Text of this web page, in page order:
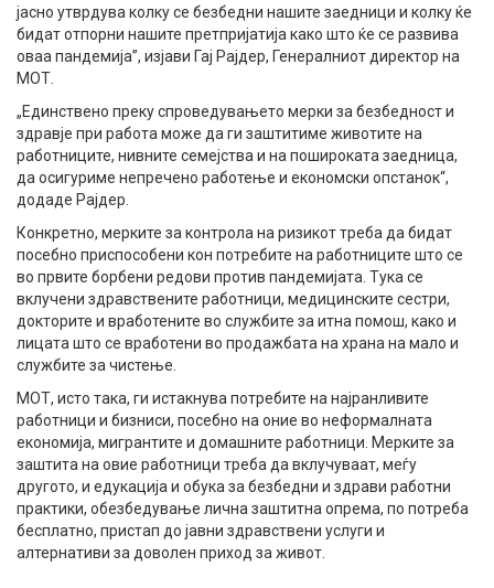
јасно утврдува колку се безбедни нашите заедници и колку ќе
бидат отпорни нашите претпријатија како што ќе се развива
оваа пандемија”, изјави Гај Рајдер, Генералниот директор на
МОТ.
„Единствено преку спроведувањето мерки за безбедност и
здравје при работа може да ги заштитиме животите на
работниците, нивните семејства и на пошироката заедница,
да осигуриме непречено работење и економски опстанок“,
додаде Рајдер.
Конкретно, мерките за контрола на ризикот треба да бидат
посебно приспособени кон потребите на работниците што се
во првите борбени редови против пандемијата. Тука се
вклучени здравствените работници, медицинските сестри,
докторите и вработените во службите за итна помош, како и
лицата што се вработени во продажбата на храна на мало и
службите за чистење.
МОТ, исто така, ги истакнува потребите на најранливите
работници и бизниси, посебно на оние во неформалната
економија, мигрантите и домашните работници. Мерките за
заштита на овие работници треба да вклучуваат, меѓу
другото, и едукација и обука за безбедни и здрави работни
практики, обезбедување лична заштитна опрема, по потреба
бесплатно, пристап до јавни здравствени услуги и
алтернативи за доволен приход за живот.